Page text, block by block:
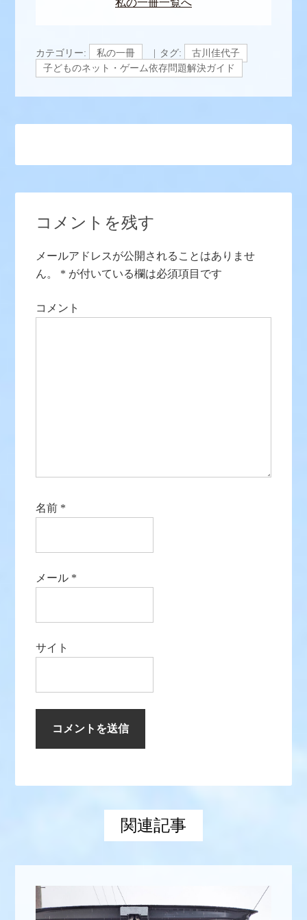
カテゴリー: 私の一冊 タグ:
古川佳代子
子どものネット・ゲーム依存問題解決ガイド
コメントを残す
メールアドレスが公開されることはありませ
ん。
* が付いている欄は必須項目です
コメント
名前 *
メール *
サイト
関連記事